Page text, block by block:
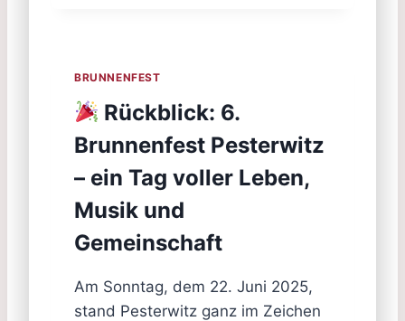
BRUNNENFEST
Rückblick: 6.
Brunnenfest Pesterwitz
– ein Tag voller Leben,
Musik und
Gemeinschaft
Am Sonntag, dem 22. Juni 2025,
stand Pesterwitz ganz im Zeichen